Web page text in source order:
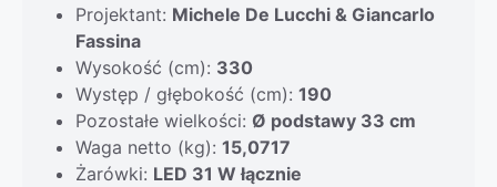
Projektant: Michele De Lucchi & Giancarlo
Fassina
Wysokość (cm): 330
Występ / głębokość (cm): 190
Pozostałe wielkości: Ø podstawy 33 cm
Waga netto (kg): 15,0717
Żarówki: LED 31 W łącznie